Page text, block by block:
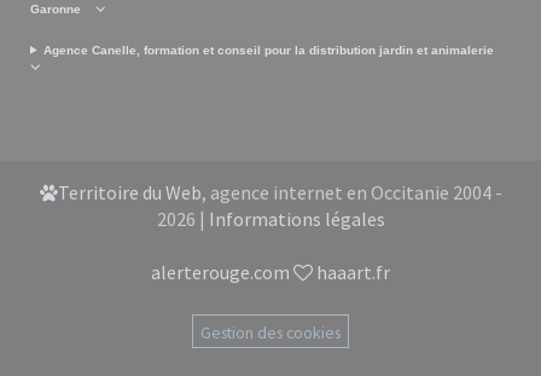
Garonne
Agence Canelle, formation et conseil pour la distribution jardin et animalerie
Territoire du Web, agence internet en Occitanie 2004 -
2026 | Informations légales
alerterouge.com haaart.fr
Gestion des cookies